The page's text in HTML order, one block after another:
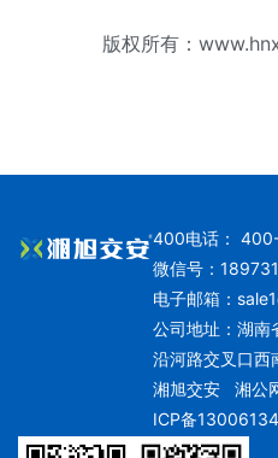
版权所有：
400电话：
微信号：
电子邮箱：
公司地址：湖南
沿河路交叉口西
湘旭交安湘公
ICP备